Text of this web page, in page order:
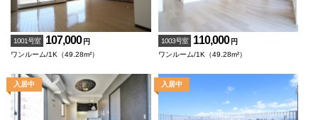
1001号室 107,000 円
ワンルーム/1K（49.28m²）
1003号室 110,000 円
ワンルーム/1K（49.28m²）